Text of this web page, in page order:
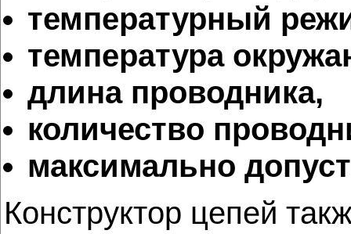
температурный
температура
длина проводника,
количество
максимально
Конструктор цепей